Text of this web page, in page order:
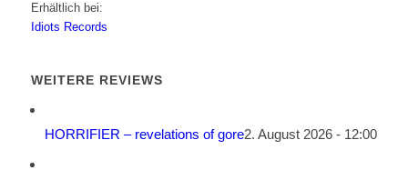
Erhältlich bei:
Idiots Records
WEITERE REVIEWS
HORRIFIER – revelations of gore2. August 2026 - 12:00